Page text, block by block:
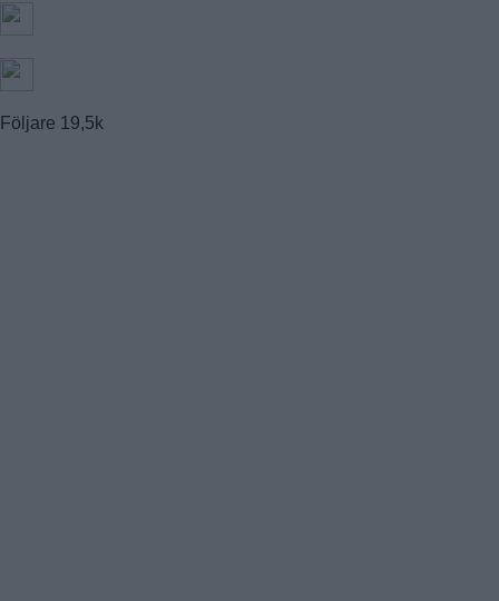
Följare 19,5k